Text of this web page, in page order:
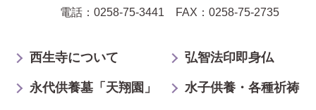
電話：0258-75-3441 FAX：0258-75-2735
西生寺について 弘智法印即身仏
永代供養墓「天翔園」 水子供養・各種祈祷